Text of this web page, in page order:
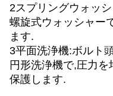
2スプリングウォッ
螺旋式ウォッシャー
ます.
3平面洗浄機:ボルト
円形洗浄機で,圧力
保護します.